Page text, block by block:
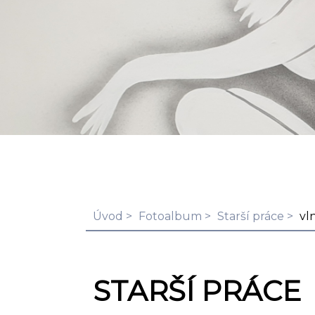
Úvod Fotoalbum Starší práce
STARŠÍ PRÁCE